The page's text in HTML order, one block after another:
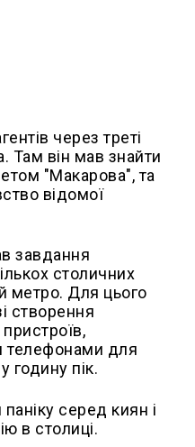
через треті
Там він мав знайти
"Макарова", та
відомої
завдання
столичних
метро. Для цього
створення
телефонами для
годину пік.
серед киян і
в столиці.